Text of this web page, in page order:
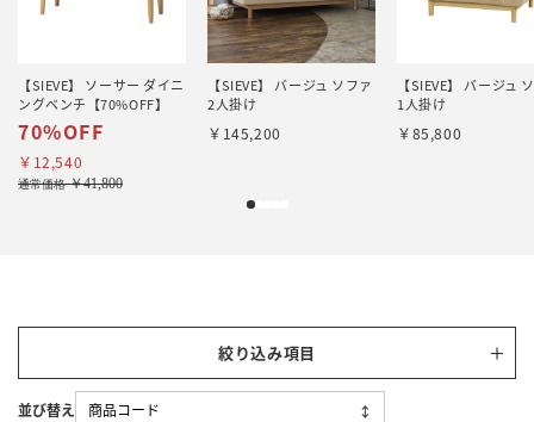
【SIEVE】 ソーサー ダイニ
ングベンチ【70%OFF】
70%OFF
￥12,540
通常価格￥41,800
【SIEVE】 バージュ ソファ
2人掛け
￥145,200
【SIEVE】 バージュ
1人掛け
￥85,800
絞り込み項目